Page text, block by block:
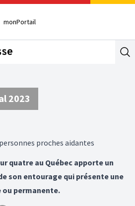
monPortail
2023
proches aidantes
quatre au Québec apporte un
son entourage qui présente une
permanente.